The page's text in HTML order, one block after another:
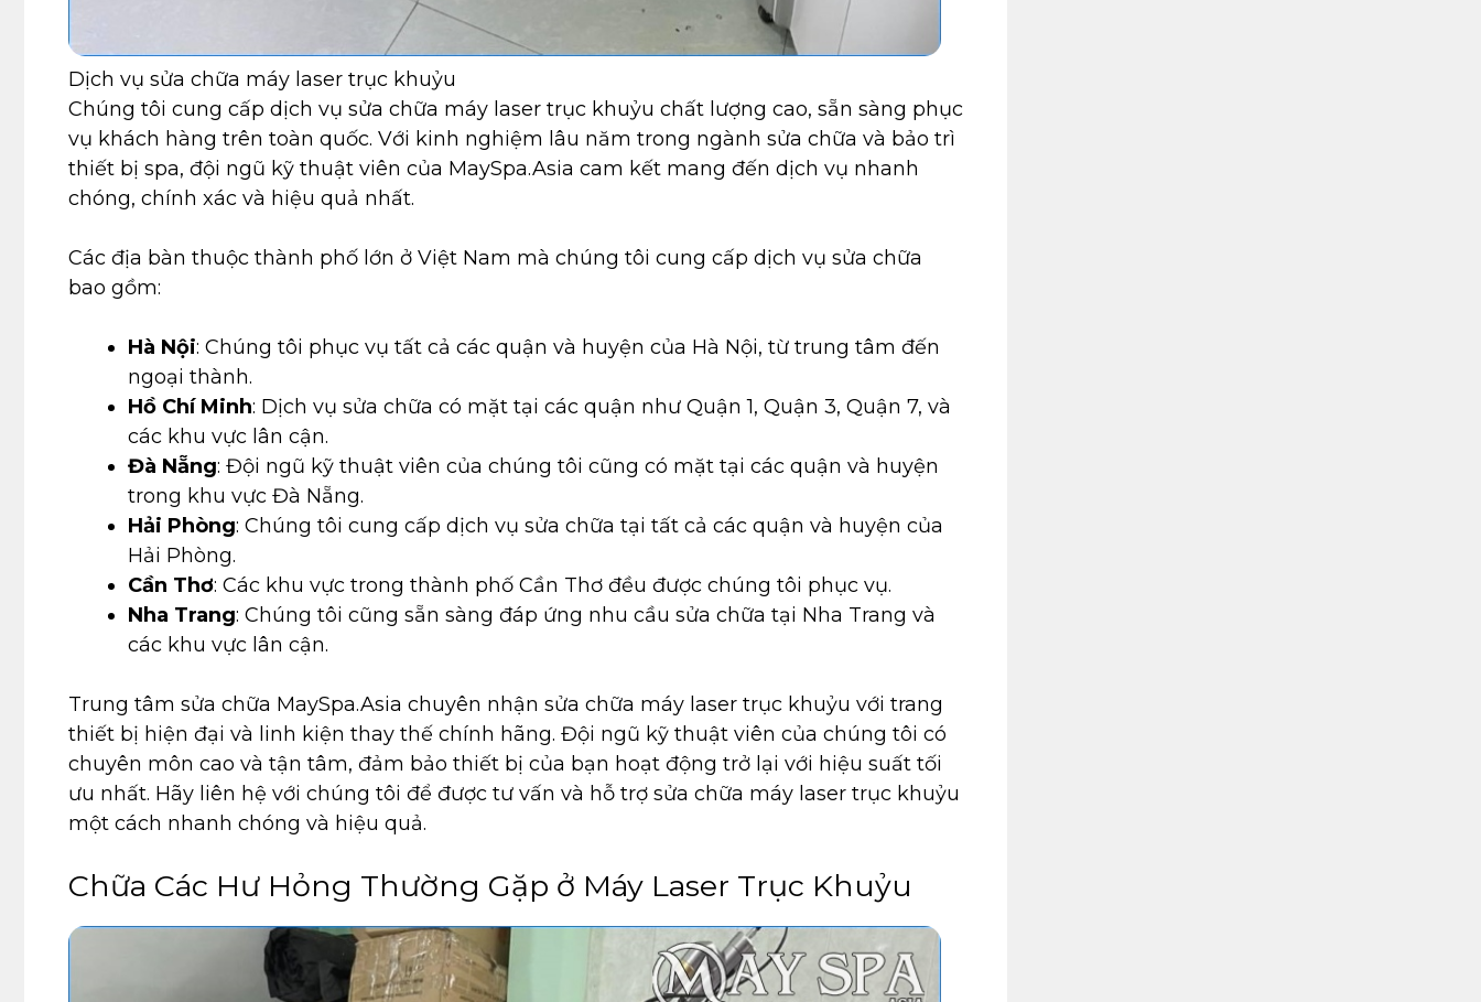
Dịch vụ sửa chữa máy laser trục khuỷu
Chúng tôi cung cấp dịch vụ sửa chữa máy laser trục khuỷu chất lượng cao, sẵn sàng phục
vụ khách hàng trên toàn quốc. Với kinh nghiệm lâu năm trong ngành sửa chữa và bảo trì
thiết bị spa, đội ngũ kỹ thuật viên của MaySpa.Asia cam kết mang đến dịch vụ nhanh
chóng, chính xác và hiệu quả nhất.
Các địa bàn thuộc thành phố lớn ở Việt Nam mà chúng tôi cung cấp dịch vụ sửa chữa
bao gồm:
Hà Nội: Chúng tôi phục vụ tất cả các quận và huyện của Hà Nội, từ trung tâm đến
ngoại thành.
Hồ Chí Minh: Dịch vụ sửa chữa có mặt tại các quận như Quận 1, Quận 3, Quận 7, và
các khu vực lân cận.
Đà Nẵng: Đội ngũ kỹ thuật viên của chúng tôi cũng có mặt tại các quận và huyện
trong khu vực Đà Nẵng.
Hải Phòng: Chúng tôi cung cấp dịch vụ sửa chữa tại tất cả các quận và huyện của
Hải Phòng.
Cần Thơ: Các khu vực trong thành phố Cần Thơ đều được chúng tôi phục vụ.
Nha Trang: Chúng tôi cũng sẵn sàng đáp ứng nhu cầu sửa chữa tại Nha Trang và
các khu vực lân cận.
Trung tâm sửa chữa MaySpa.Asia chuyên nhận sửa chữa máy laser trục khuỷu với trang
thiết bị hiện đại và linh kiện thay thế chính hãng. Đội ngũ kỹ thuật viên của chúng tôi có
chuyên môn cao và tận tâm, đảm bảo thiết bị của bạn hoạt động trở lại với hiệu suất tối
ưu nhất. Hãy liên hệ với chúng tôi để được tư vấn và hỗ trợ sửa chữa máy laser trục khuỷu
một cách nhanh chóng và hiệu quả.
Chữa Các Hư Hỏng Thường Gặp ở Máy Laser Trục Khuỷu